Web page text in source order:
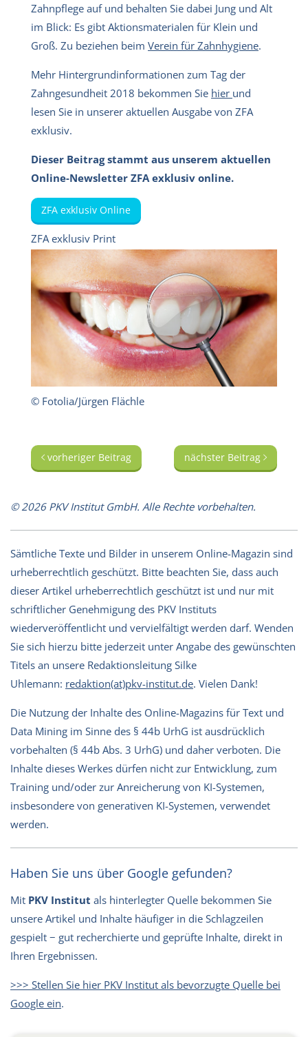
Zahnpflege auf und behalten Sie dabei Jung und Alt
im Blick: Es gibt Aktionsmaterialen für Klein und
Groß. Zu beziehen beim Verein für Zahnhygiene.
Mehr Hintergrundinformationen zum Tag der
Zahngesundheit 2018 bekommen Sie hier und
lesen Sie in unserer aktuellen Ausgabe von ZFA
exklusiv.
Dieser Beitrag stammt aus unserem aktuellen
Online-Newsletter ZFA exklusiv online.
ZFA exklusiv Online
ZFA exklusiv Print
© Fotolia/Jürgen Flächle
vorheriger Beitrag nächster Beitrag
© 2026 PKV Institut GmbH. Alle Rechte vorbehalten.
Sämtliche Texte und Bilder in unserem Online-Magazin sind
urheberrechtlich geschützt. Bitte beachten Sie, dass auch
dieser Artikel urheberrechtlich geschützt ist und nur mit
schriftlicher Genehmigung des PKV Instituts
wiederveröffentlicht und vervielfältigt werden darf. Wenden
Sie sich hierzu bitte jederzeit unter Angabe des gewünschten
Titels an unsere Redaktionsleitung Silke
Uhlemann: redaktion(at)pkv-institut.de. Vielen Dank!
Die Nutzung der Inhalte des Online-Magazins für Text und
Data Mining im Sinne des § 44b UrhG ist ausdrücklich
vorbehalten (§ 44b Abs. 3 UrhG) und daher verboten. Die
Inhalte dieses Werkes dürfen nicht zur Entwicklung, zum
Training und/oder zur Anreicherung von KI-Systemen,
insbesondere von generativen KI-Systemen, verwendet
werden.
Haben Sie uns über Google gefunden?
Mit PKV Institut als hinterlegter Quelle bekommen Sie
unsere Artikel und Inhalte häufiger in die Schlagzeilen
gespielt − gut recherchierte und geprüfte Inhalte, direkt in
Ihren Ergebnissen.
>>> Stellen Sie hier PKV Institut als bevorzugte Quelle bei
Google ein.